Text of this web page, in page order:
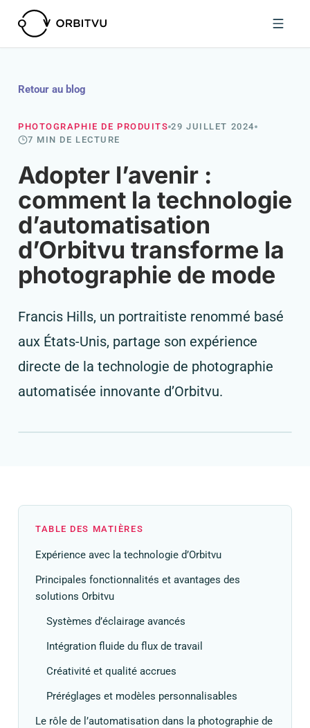
Retour au blog
PHOTOGRAPHIE DE PRODUITS 29 JUILLET 2024
7 MIN DE LECTURE
Adopter l’avenir :
comment la technologie
d’automatisation
d’Orbitvu transforme la
photographie de mode
Francis Hills, un portraitiste renommé basé
aux États-Unis, partage son expérience
directe de la technologie de photographie
automatisée innovante d’Orbitvu.
TABLE DES MATIÈRES
Expérience avec la technologie d’Orbitvu
Principales fonctionnalités et avantages des
solutions Orbitvu
Systèmes d’éclairage avancés
Intégration fluide du flux de travail
Créativité et qualité accrues
Préréglages et modèles personnalisables
Le rôle de l’automatisation dans la photographie de